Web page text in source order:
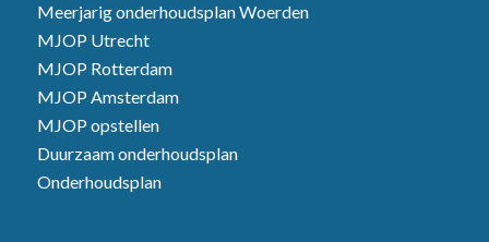
Meerjarig onderhoudsplan Woerden
MJOP Utrecht
MJOP Rotterdam
MJOP Amsterdam
MJOP opstellen
Duurzaam onderhoudsplan
Onderhoudsplan